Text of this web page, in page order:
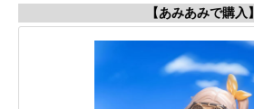
【あみあみで購入】